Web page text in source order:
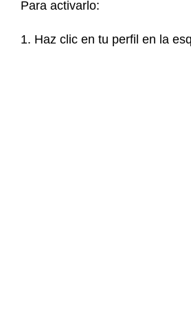
Para activarlo:
1. Haz clic en tu perfil en la